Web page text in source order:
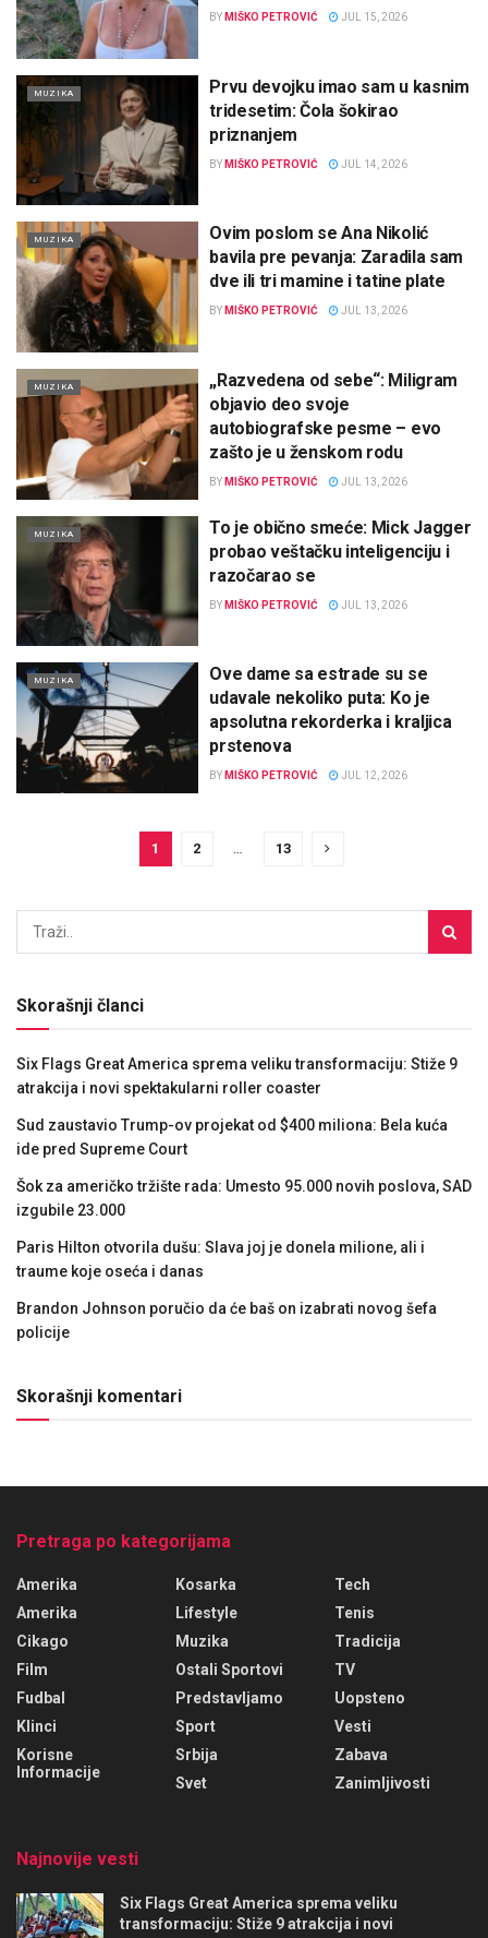
BY MIŠKO PETROVIĆ JUL 15, 2026
MUZIKA
Prvu devojku imao sam u kasnim
tridesetim: Čola šokirao
priznanjem
BY MIŠKO PETROVIĆ JUL 14, 2026
MUZIKA
Ovim poslom se Ana Nikolić
bavila pre pevanja: Zaradila sam
dve ili tri mamine i tatine plate
BY MIŠKO PETROVIĆ JUL 13, 2026
MUZIKA
„Razvedena od sebe“: Miligram
objavio deo svoje
autobiografske pesme – evo
zašto je u ženskom rodu
BY MIŠKO PETROVIĆ JUL 13, 2026
MUZIKA
To je obično smeće: Mick Jagger
probao veštačku inteligenciju i
razočarao se
BY MIŠKO PETROVIĆ JUL 13, 2026
MUZIKA
Ove dame sa estrade su se
udavale nekoliko puta: Ko je
apsolutna rekorderka i kraljica
prstenova
BY MIŠKO PETROVIĆ JUL 12, 2026
1 2 13
Skorašnji članci
Six Flags Great America sprema veliku transformaciju: Stiže 9
atrakcija i novi spektakularni roller coaster
Sud zaustavio Trump-ov projekat od $400 miliona: Bela kuća
ide pred Supreme Court
Šok za američko tržište rada: Umesto 95.000 novih poslova, SAD
izgubile 23.000
Paris Hilton otvorila dušu: Slava joj je donela milione, ali i
traume koje oseća i danas
Brandon Johnson poručio da će baš on izabrati novog šefa
policije
Skorašnji komentari
Pretraga po kategorijama
Amerika
Amerika
Cikago
Film
Fudbal
Klinci
Korisne
Informacije
Kosarka
Lifestyle
Muzika
Ostali Sportovi
Predstavljamo
Sport
Srbija
Svet
Tech
Tenis
Tradicija
TV
Uopsteno
Vesti
Zabava
Zanimljivosti
Najnovije vesti
Six Flags Great America sprema veliku
transformaciju: Stiže 9 atrakcija i novi